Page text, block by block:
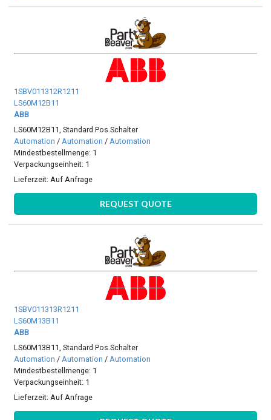
1SBV011312R1211
LS60M12B11
ABB
LS60M12B11, Standard Pos.Schalter
Automation /Automation /Automation
Mindestbestellmenge: 1
Verpackungseinheit: 1
Lieferzeit:Auf Anfrage
REQUEST QUOTE
1SBV011313R1211
LS60M13B11
ABB
LS60M13B11, Standard Pos.Schalter
Automation /Automation /Automation
Mindestbestellmenge: 1
Verpackungseinheit: 1
Lieferzeit:Auf Anfrage